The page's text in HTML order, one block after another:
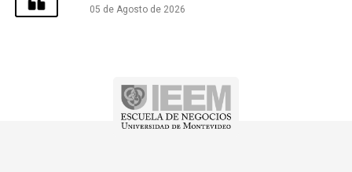
05 de Agosto de 2026